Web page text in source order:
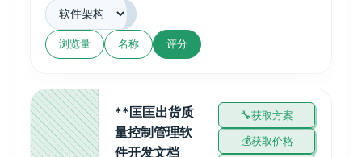
浏览量 名称 评分
**匡匡出货质
量控制管理软
件开发文档
获取方案
获取价格